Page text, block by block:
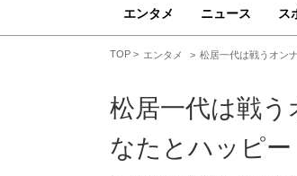
エンタメ ニュース ス
TOP エンタメ 松居一代は戦うオン
松居一代は戦う
なたとハッピー